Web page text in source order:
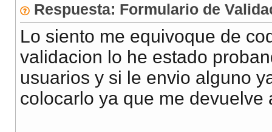
//si no existe le
header("Location:
}
mysql_free_result($rs
mysql_close ($conn);
Respuesta: Formulario de
Lo siento me equivoque de
validacion lo he estado
usuarios y si le envio alguno
colocarlo ya que me